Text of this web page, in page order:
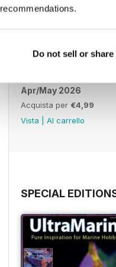
recommendations.
Do not sell or
Apr/May 2026
Acquista per €4,99
Vista
Al carrello
SPECIAL